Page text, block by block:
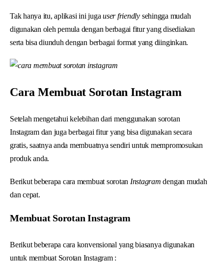
Tak hanya itu, aplikasi ini jugauser friendlysehingga mudah
digunakan oleh pemula dengan berbagai fitur yang disediakan
serta bisa diunduh dengan berbagai format yang diinginkan.
Cara Membuat Sorotan Instagram
Setelah mengetahui kelebihan dari menggunakan sorotan
Instagram dan juga berbagai fitur yang bisa digunakan secara
gratis, saatnya anda membuatnya sendiri untuk mempromosukan
produk anda.
Berikut beberapa cara membuat sorotan Instagram dengan mudah
dan cepat.
Membuat Sorotan Instagram
Berikut beberapa cara konvensional yang biasanya digunakan
untuk membuat Sorotan Instagram :